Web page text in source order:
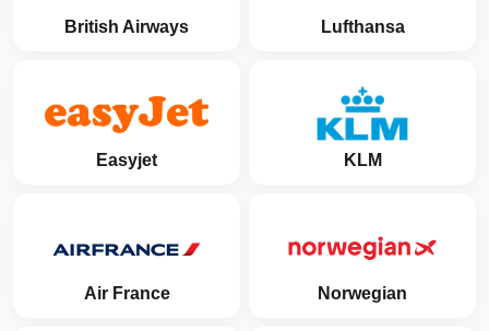
British Airways Lufthansa
Easyjet KLM
Air France Norwegian